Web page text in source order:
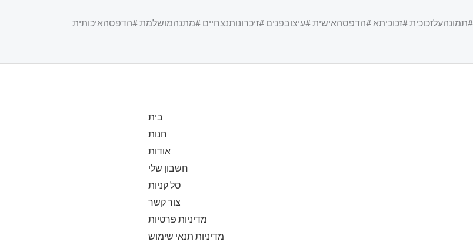
#תמונהעלזכוכית #זכוכיתא #הדפסהאישית #עיצובפנים #זיכרונותנצחיים #מתנהמושלמת #הדפסהאיכותית
בית
חנות
אודות
חשבון שלי
סל קניות
צור קשר
מדיניות פרטיות
מדיניות תנאי שימוש